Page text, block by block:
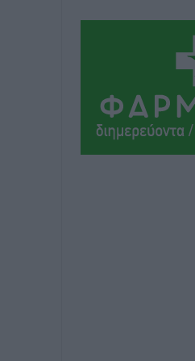
Ιάλυσος Β’:
βάσανα της
πριν 12
Εθνικός
προόδου η